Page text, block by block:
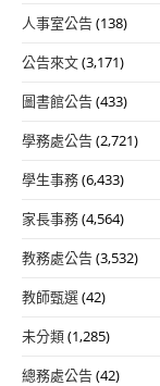
人事室公告(138)
公告來文(3,171)
圖書館公告(433)
學務處公告(2,721)
學生事務(6,433)
家長事務(4,564)
教務處公告(3,532)
教師甄選(42)
未分類(1,285)
總務處公告(42)